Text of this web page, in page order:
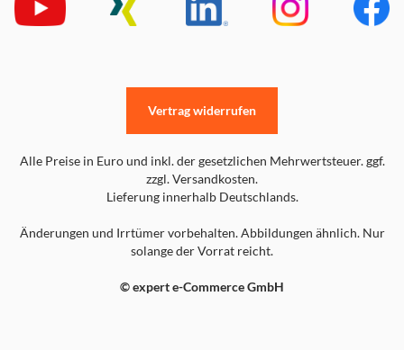
Alle Preise in Euro und inkl. der gesetzlichen Mehrwertsteuer. ggf.
zzgl. Versandkosten.
Lieferung innerhalb Deutschlands.
Änderungen und Irrtümer vorbehalten. Abbildungen ähnlich. Nur
solange der Vorrat reicht.
© expert e-Commerce GmbH
Vertrag widerrufen